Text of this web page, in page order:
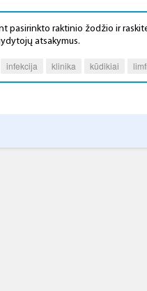
pasirinkto raktinio žodžio ir
atsakymus.
infekcija klinika kūdikiai